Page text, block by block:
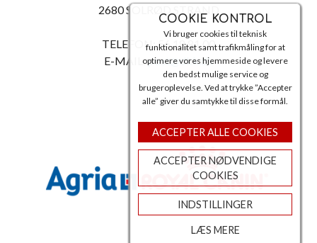
COOKIE KONTROL
Vi bruger cookies til teknisk
funktionalitet samt trafikmåling for at
optimere vores hjemmeside og levere
den bedst mulige service og
brugeroplevelse. Ved at trykke ”Accepter
alle” giver du samtykke til disse formål.
ACCEPTER ALLE COOKIES
ACCEPTER NØDVENDIGE
COOKIES
INDSTILLINGER
LÆS MERE
2680 SOLRØD STRAND
TELEFON: 56 18 81 00
E-MAIL:post@dkk.dk